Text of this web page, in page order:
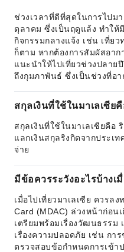
ช่วงเวลาที่ดีที่สุดในการไปม
ตุลาคม ซึ่งเป็นฤดูแล้ง ทำให้
กิจกรรมกลางแจ้ง เช่น เที่ย
ก็ตาม หากต้องการสัมผัสอา
แนะนำให้ไปเที่ยวช่วงปลาย
ถึงกุมภาพันธ์ ซึ่งเป็นช่วงที่อา
สกุลเงินที่ใช้ในมาเลเซีย
สกุลเงินที่ใช้ในมาเลเซียคือ
แลกเงินสกุลริงกิตจากประเ
จ่าย
มีข้อควรระวังอะไรบ้างเ
เมื่อไปเที่ยวมาเลเซีย ควรล
Card (MDAC) ล่วงหน้าก่อน
เตรียมพร้อมเรื่องวัฒนธรรม
เรื่องความปลอดภัย เช่น กา
ตรวจสอบข้อกำหนดการเข้า